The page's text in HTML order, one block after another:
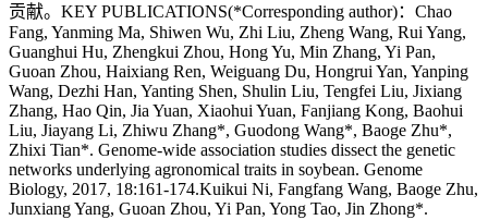
贡献。KEY PUBLICATIONS(*Corresponding author)：Chao
Fang, Yanming Ma, Shiwen Wu, Zhi Liu, Zheng Wang, Rui Yang,
Guanghui Hu, Zhengkui Zhou, Hong Yu, Min Zhang, Yi Pan,
Guoan Zhou, Haixiang Ren, Weiguang Du, Hongrui Yan, Yanping
Wang, Dezhi Han, Yanting Shen, Shulin Liu, Tengfei Liu, Jixiang
Zhang, Hao Qin, Jia Yuan, Xiaohui Yuan, Fanjiang Kong, Baohui
Liu, Jiayang Li, Zhiwu Zhang*, Guodong Wang*, Baoge Zhu*,
Zhixi Tian*. Genome-wide association studies dissect the genetic
networks underlying agronomical traits in soybean. Genome
Biology, 2017, 18:161-174.Kuikui Ni, Fangfang Wang, Baoge Zhu,
Junxiang Yang, Guoan Zhou, Yi Pan, Yong Tao, Jin Zhong*.